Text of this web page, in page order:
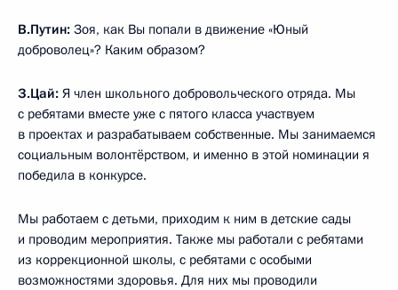
В.Путин: Зоя, как Вы попали в движение «Юный
доброволец»? Каким образом?
З.Цай: Я член школьного добровольческого отряда. Мы
с ребятами вместе уже с пятого класса участвуем
в проектах и разрабатываем собственные. Мы занимаемся
социальным волонтёрством, и именно в этой номинации я
победила в конкурсе.
Мы работаем с детьми, приходим к ним в детские сады
и проводим мероприятия. Также мы работали с ребятами
из коррекционной школы, с ребятами с особыми
возможностями здоровья. Для них мы проводили